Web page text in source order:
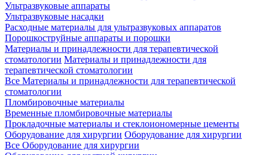
Ультразвуковые аппараты
Ультразвуковые насадки
Расходные материалы для ультразвуковых аппаратов
Порошкоструйные аппараты и порошки
Материалы и принадлежности для терапевтической
стоматологии Материалы и принадлежности для
терапевтической стоматологии
Все Материалы и принадлежности для терапевтической
стоматологии
Пломбировочные материалы
Временные пломбировочные материалы
Прокладочные материалы и стеклоиономерные цементы
Оборудование для хирургии Оборудование для хирургии
Все Оборудование для хирургии